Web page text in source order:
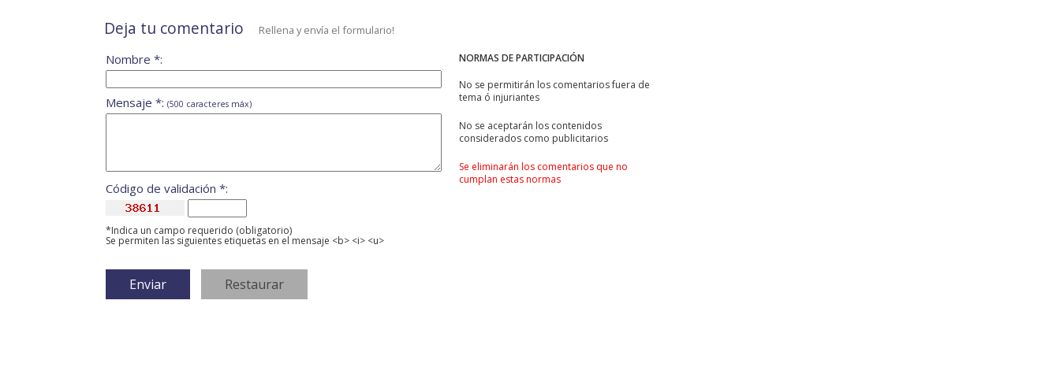
Deja tu comentario Rellena y envía el formulario!
NORMAS DE PARTICIPACIÓN
No se permitirán los comentarios fuera de
tema ó injuriantes
No se aceptarán los contenidos
considerados como publicitarios
Se eliminarán los comentarios que no
cumplan estas normas
Nombre *:
Mensaje *: (500 caracteres máx)
Código de validación *:
*Indica un campo requerido (obligatorio)
Se permiten las siguientes etiquetas en el mensaje <b> <i> <u>